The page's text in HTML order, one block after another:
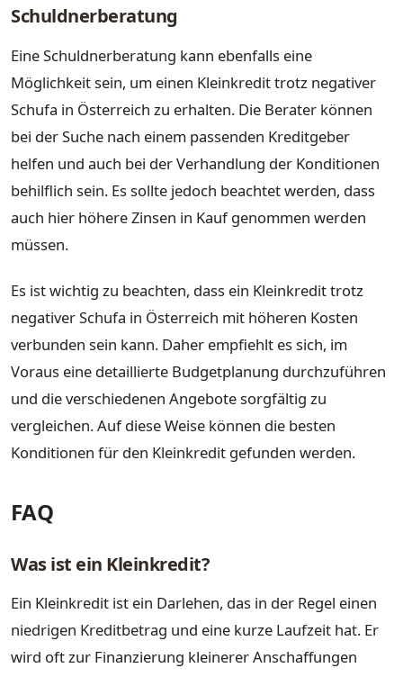
Schuldnerberatung
Eine Schuldnerberatung kann ebenfalls eine
Möglichkeit sein, um einen Kleinkredit trotz negativer
Schufa in Österreich zu erhalten. Die Berater können
bei der Suche nach einem passenden Kreditgeber
helfen und auch bei der Verhandlung der Konditionen
behilflich sein. Es sollte jedoch beachtet werden, dass
auch hier höhere Zinsen in Kauf genommen werden
müssen.
Es ist wichtig zu beachten, dass ein Kleinkredit trotz
negativer Schufa in Österreich mit höheren Kosten
verbunden sein kann. Daher empfiehlt es sich, im
Voraus eine detaillierte Budgetplanung durchzuführen
und die verschiedenen Angebote sorgfältig zu
vergleichen. Auf diese Weise können die besten
Konditionen für den Kleinkredit gefunden werden.
FAQ
Was ist ein Kleinkredit?
Ein Kleinkredit ist ein Darlehen, das in der Regel einen
niedrigen Kreditbetrag und eine kurze Laufzeit hat. Er
wird oft zur Finanzierung kleinerer Anschaffungen